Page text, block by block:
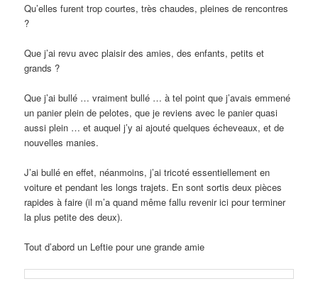
Qu’elles furent trop courtes, très chaudes, pleines de rencontres
?
Que j’ai revu avec plaisir des amies, des enfants, petits et
grands ?
Que j’ai bullé … vraiment bullé … à tel point que j’avais emmené
un panier plein de pelotes, que je reviens avec le panier quasi
aussi plein … et auquel j’y ai ajouté quelques écheveaux, et de
nouvelles manies.
J’ai bullé en effet, néanmoins, j’ai tricoté essentiellement en
voiture et pendant les longs trajets. En sont sortis deux pièces
rapides à faire (il m’a quand même fallu revenir ici pour terminer
la plus petite des deux).
Tout d’abord un Leftie pour une grande amie